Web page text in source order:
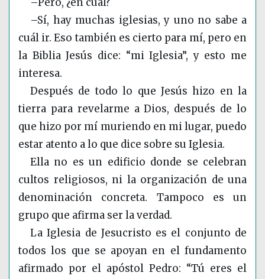
–Sí, hay muchas iglesias, y uno no sabe a
cuál ir. Eso también es cierto para mí, pero en
la Biblia Jesús dice: “mi Iglesia”, y esto me
interesa.
Después de todo lo que Jesús hizo en la
tierra para revelarme a Dios, después de lo
que hizo por mí muriendo en mi lugar, puedo
estar atento a lo que dice sobre su Iglesia.
Ella no es un edificio donde se celebran
cultos religiosos, ni la organización de una
denominación concreta. Tampoco es un
grupo que afirma ser la verdad.
La Iglesia de Jesucristo es el conjunto de
todos los que se apoyan en el fundamento
afirmado por el apóstol Pedro: “Tú eres el